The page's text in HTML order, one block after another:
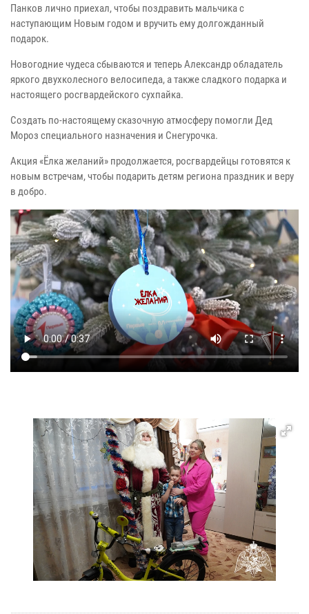
Панков лично приехал, чтобы поздравить мальчика с
наступающим Новым годом и вручить ему долгожданный
подарок.
Новогодние чудеса сбываются и теперь Александр обладатель
яркого двухколесного велосипеда, а также сладкого подарка и
настоящего росгвардейского сухпайка.
Создать по-настоящему сказочную атмосферу помогли Дед
Мороз специального назначения и Снегурочка.
Акция «Ёлка желаний» продолжается, росгвардейцы готовятся к
новым встречам, чтобы подарить детям региона праздник и веру
в добро.